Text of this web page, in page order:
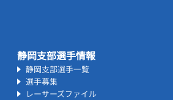
静岡支部選手情報
静岡支部選手一覧
選手募集
レーサーズファイル